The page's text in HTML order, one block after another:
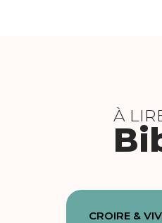
À
CROIRE &